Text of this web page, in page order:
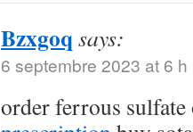
Bzxgoq says:
6 septembre 2023 at 6 h
order ferrous sulfate